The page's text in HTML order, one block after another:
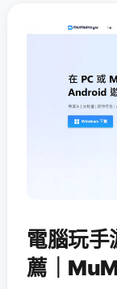
電腦玩
薦｜